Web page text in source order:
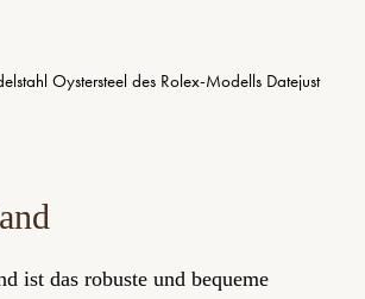
ist das robuste und bequeme